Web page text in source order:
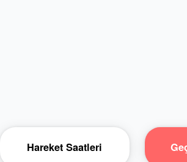
Hareket Saatleri